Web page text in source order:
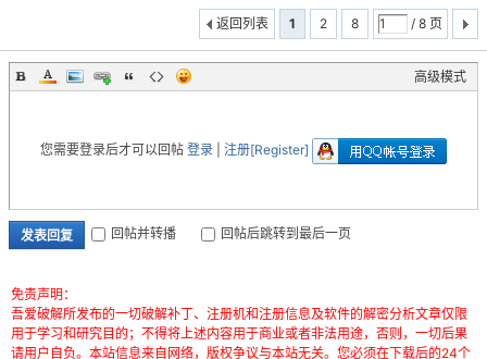
1 2 8 / 8 页
返回列表
高级模式
您需要登录后才可以回帖 登录 注册[Register]
发表回复 回帖并转播 回帖后跳转到最后一页
免责声明：
吾爱破解所发布的一切破解补丁、注册机和注册信息及软件的解密分析文章仅限
用于学习和研究目的；不得将上述内容用于商业或者非法用途，否则，一切后果
请用户自负。本站信息来自网络，版权争议与本站无关。您必须在下载后的24个